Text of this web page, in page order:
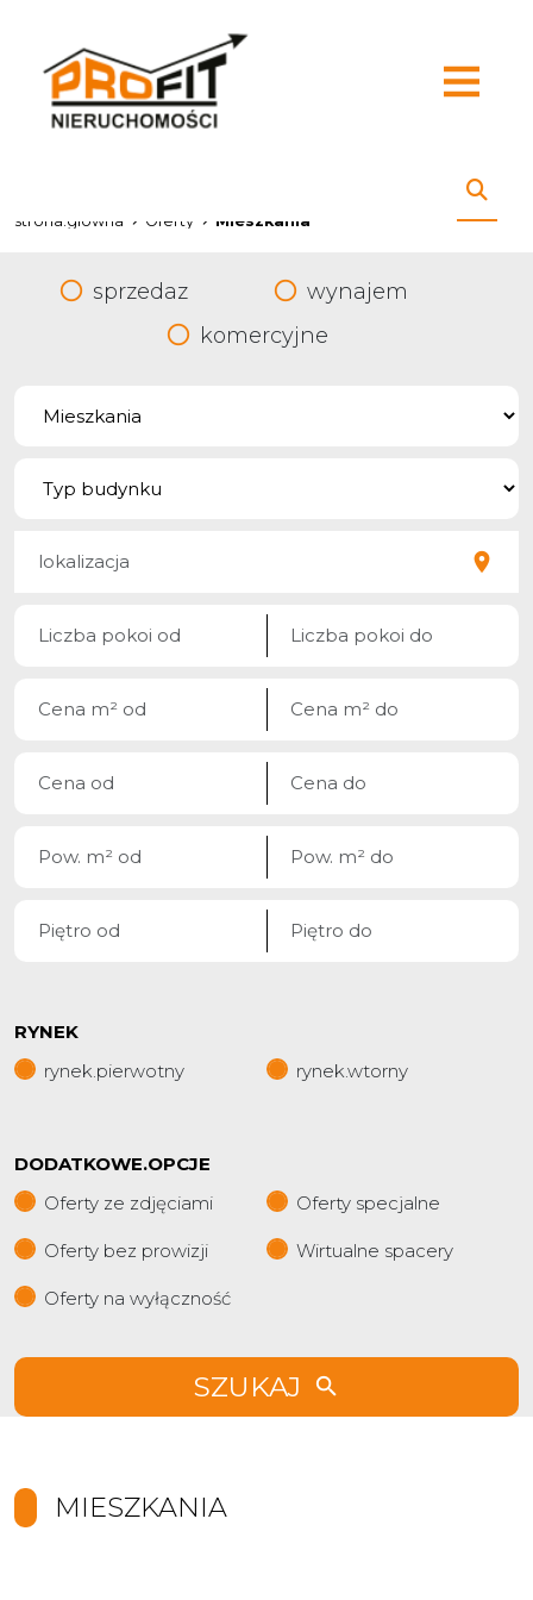
strona.glowna Oferty Mieszkania
sprzedaz
wynajem
komercyjne
RYNEK
rynek.pierwotny
rynek.wtorny
DODATKOWE.OPCJE
Oferty ze zdjęciami
Oferty specjalne
Oferty bez prowizji Wirtualne spacery
Oferty na wyłączność
SZUKAJ
MIESZKANIA